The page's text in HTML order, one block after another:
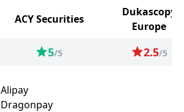
ACY Securities
Dukascopy
Europe
5/5 2.5/5
Alipay
Dragonpay